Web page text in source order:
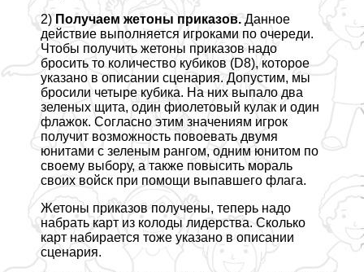
2) Получаем жетоны приказов. Данное
действие выполняется игроками по очереди.
Чтобы получить жетоны приказов надо
бросить то количество кубиков (D8), которое
указано в описании сценария. Допустим, мы
бросили четыре кубика. На них выпало два
зеленых щита, один фиолетовый кулак и один
флажок. Согласно этим значениям игрок
получит возможность повоевать двумя
юнитами с зеленым рангом, одним юнитом по
своему выбору, а также повысить мораль
своих войск при помощи выпавшего флага.
Жетоны приказов получены, теперь надо
набрать карт из колоды лидерства. Сколько
карт набирается тоже указано в описании
сценария.